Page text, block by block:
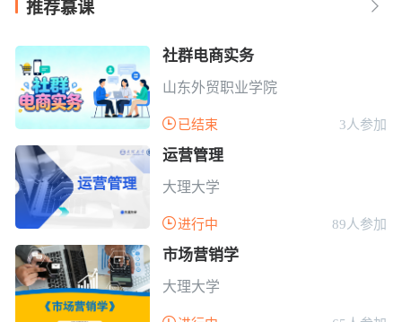
推荐慕课 
社群电商实务
山东外贸职业学院
 已结束 3人参加
运营管理
大理大学
进行中 89人参加
市场营销学
大理大学